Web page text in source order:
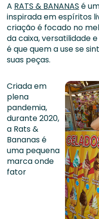
A RATS & BANANAS é
inspirada em espíritos
criação é focado no
da caixa, versatilidade
é que quem a use se
suas peças.
Criada em
plena
pandemia,
durante 2020,
a Rats &
Bananas é
uma pequena
marca onde
fator